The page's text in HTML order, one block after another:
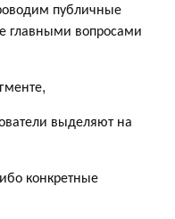
публичные
главными вопросами
выделяют на
конкретные